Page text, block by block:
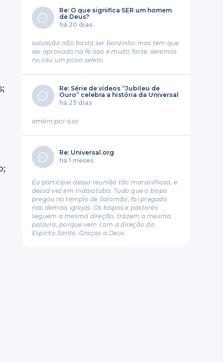
Re: O que significa SER um homem
de Deus?
há 20 dias
salvação não basta ser bonzinho mas tem que
ser aprovado na fé isso é muito forte, seremos
no céu um povo seleto
Re: Série de vídeos “Jubileu de
Ouro” celebra a história da Universal
há 23 dias
amém por isso
Re: Universal.org
há 1 meses
Eu participei dessa reunião tão maravilhosa, e
dessa vez em Indaiatuba. Tudo que o bispo
pregou no templo de Salomão, foi pregado
nas demais igrejas. Os bispos e pastores
seguem a mesma direção, trazem a mesma
palavra, porque vem com a direção do
Espírito Santo. Graças a Deus